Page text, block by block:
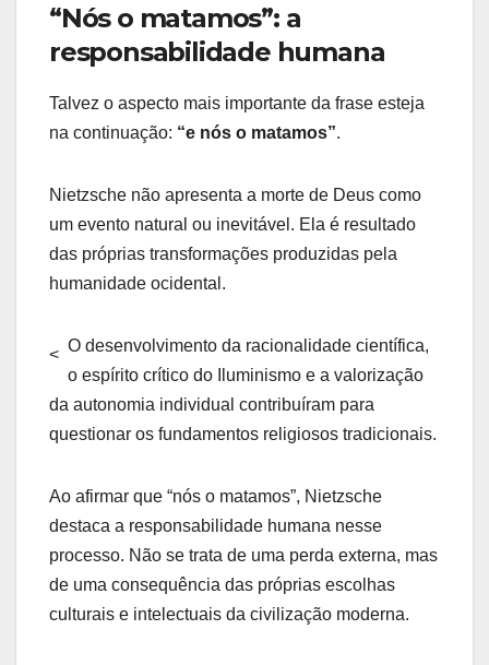
“Nós o matamos”: a
responsabilidade humana
Talvez o aspecto mais importante da frase esteja
na continuação: “e nós o matamos”.
Nietzsche não apresenta a morte de Deus como
um evento natural ou inevitável. Ela é resultado
das próprias transformações produzidas pela
humanidade ocidental.
< O desenvolvimento da racionalidade científica,
o espírito crítico do Iluminismo e a valorização
da autonomia individual contribuíram para
questionar os fundamentos religiosos tradicionais.
Ao afirmar que “nós o matamos”, Nietzsche
destaca a responsabilidade humana nesse
processo. Não se trata de uma perda externa, mas
de uma consequência das próprias escolhas
culturais e intelectuais da civilização moderna.